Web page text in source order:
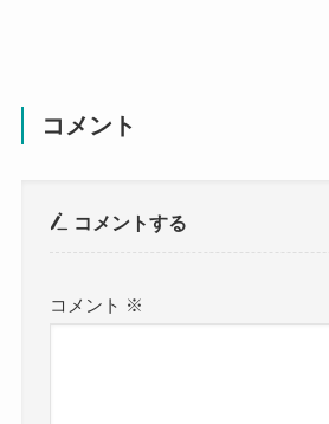
コメント
コメントする
コメント ※